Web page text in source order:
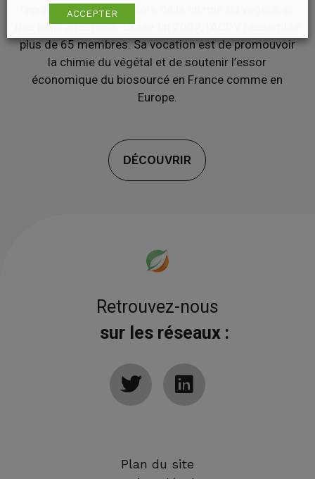
représentative de la filière de la chimie du végétal et
des bioproductions. Créée fin 2007, l’ACDV rassemble
plus de 65 membres. Sa vocation est de promouvoir
la chimie du végétal et de soutenir l’essor
économique du biosourcé en France comme en
Europe.
DÉCOUVRIR
Retrouvez-nous
sur les réseaux :
Plan du site
ACCEPTER